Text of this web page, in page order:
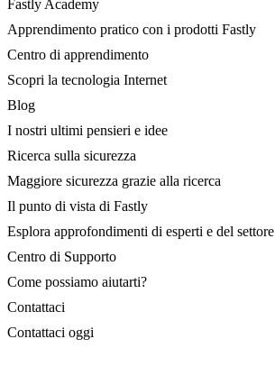
Fastly Academy
Apprendimento pratico con i prodotti Fastly
Centro di apprendimento
Scopri la tecnologia Internet
Blog
I nostri ultimi pensieri e idee
Ricerca sulla sicurezza
Maggiore sicurezza grazie alla ricerca
Il punto di vista di Fastly
Esplora approfondimenti di esperti e del settore
Centro di Supporto
Come possiamo aiutarti?
Contattaci
Contattaci oggi